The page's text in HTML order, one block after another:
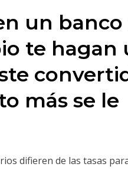
un banco
te hagan
más se le
difieren de las tasas